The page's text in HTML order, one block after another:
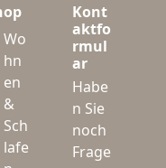
Wo
hn
en
&
Sch
lafe
Kont
aktfo
rmul
ar
Habe
n Sie
noch
Frage